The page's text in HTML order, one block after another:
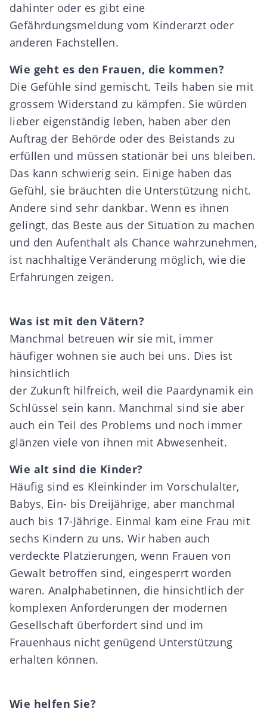
dahinter oder es gibt eine
Gefährdungsmeldung vom Kinderarzt oder
anderen Fachstellen.
Wie geht es den Frauen, die kommen?
Die Gefühle sind gemischt. Teils haben sie mit
grossem Widerstand zu kämpfen. Sie würden
lieber eigenständig leben, haben aber den
Auftrag der Behörde oder des Beistands zu
erfüllen und müssen stationär bei uns bleiben.
Das kann schwierig sein. Einige haben das
Gefühl, sie bräuchten die Unterstützung nicht.
Andere sind sehr dankbar. Wenn es ihnen
gelingt, das Beste aus der Situation zu machen
und den Aufenthalt als Chance wahrzunehmen,
ist nachhaltige Veränderung möglich, wie die
Erfahrungen zeigen.
Was ist mit den Vätern?
Manchmal betreuen wir sie mit, immer
häufiger wohnen sie auch bei uns. Dies ist
hinsichtlich
der Zukunft hilfreich, weil die Paardynamik ein
Schlüssel sein kann. Manchmal sind sie aber
auch ein Teil des Problems und noch immer
glänzen viele von ihnen mit Abwesenheit.
Wie alt sind die Kinder?
Häufig sind es Kleinkinder im Vorschulalter,
Babys, Ein- bis Dreijährige, aber manchmal
auch bis 17-Jährige. Einmal kam eine Frau mit
sechs Kindern zu uns. Wir haben auch
verdeckte Platzierungen, wenn Frauen von
Gewalt betroffen sind, eingesperrt worden
waren. Analphabetinnen, die hinsichtlich der
komplexen Anforderungen der modernen
Gesellschaft überfordert sind und im
Frauenhaus nicht genügend Unterstützung
erhalten können.
Wie helfen Sie?